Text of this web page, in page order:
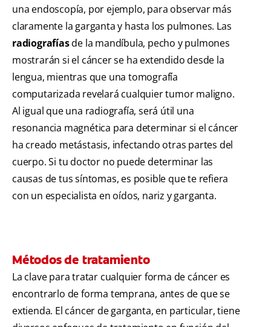
una endoscopía, por ejemplo, para observar más
claramente la garganta y hasta los pulmones. Las
radiografíasde la mandíbula, pecho y pulmones
mostrarán si el cáncer se ha extendido desde la
lengua, mientras que una tomografía
computarizada revelará cualquier tumor maligno.
Al igual que una radiografía, será útil una
resonancia magnética para determinar si el cáncer
ha creado metástasis, infectando otras partes del
cuerpo. Si tu doctor no puede determinar las
causas de tus síntomas, es posible que te refiera
con un especialista en oídos, nariz y garganta.
Métodos de tratamiento
La clave para tratar cualquier forma de cáncer es
encontrarlo de forma temprana, antes de que se
extienda. El cáncer de garganta, en particular, tiene